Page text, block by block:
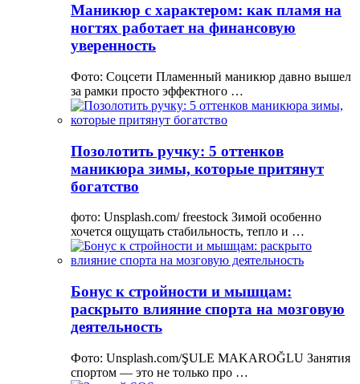
Маникюр с характером: как пламя на
ногтях работает на финансовую
уверенность
Фото: Соцсети Пламенный маникюр давно вышел
за рамки просто эффектного …
Позолотить ручку: 5 оттенков
маникюра зимы, которые притянут
богатство
фото: Unsplash.com/ freestock Зимой особенно
хочется ощущать стабильность, тепло и …
Бонус к стройности и мышцам:
раскрыто влияние спорта на мозговую
деятельность
Фото: Unsplash.com/ŞULE MAKAROĞLU Занятия
спортом — это не только про …